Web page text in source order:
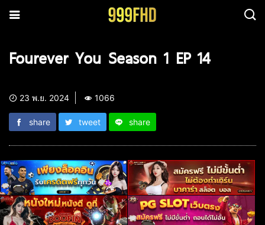
Fourever You Season 1 EP 14
23 พ.ย. 2024 1066
share tweet share